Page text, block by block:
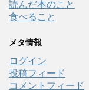
読んだ本のこと
食べること
メタ情報
ログイン
投稿フィード
コメントフィード